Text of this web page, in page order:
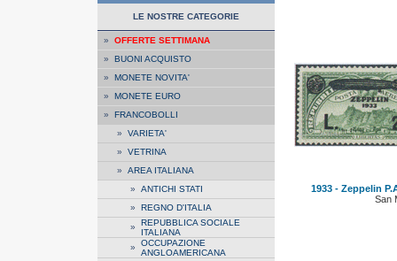
LE NOSTRE CATEGORIE
» OFFERTE SETTIMANA
» BUONI ACQUISTO
» MONETE NOVITA'
» MONETE EURO
» FRANCOBOLLI
» VARIETA'
» VETRINA
» AREA ITALIANA
» ANTICHI STATI
» REGNO D'ITALIA
» REPUBBLICA SOCIALE
ITALIANA
» OCCUPAZIONE
ANGLOAMERICANA
1933 - Zeppelin
San